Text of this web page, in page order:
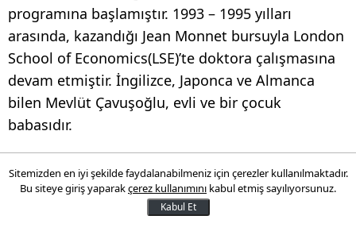
programına başlamıştır. 1993 – 1995 yılları
arasında, kazandığı Jean Monnet bursuyla London
School of Economics(LSE)’te doktora çalışmasına
devam etmiştir. İngilizce, Japonca ve Almanca
bilen Mevlüt Çavuşoğlu, evli ve bir çocuk
babasıdır.
EKONOMİ BAKANI NİHAT ZEYBEKÇİ KİMDİR?
1 Ocak 1961 tarihinde Denizli’nin Tavas İlçesi
Pınarlar Beldesi’nde dünyaya gelen Nihat
Sitemizden en iyi şekilde faydalanabilmeniz için çerezler kullanılmaktadır.
Bu siteye giriş yaparakçerez kullanımını kabul etmiş sayılıyorsunuz.
Kabul Et